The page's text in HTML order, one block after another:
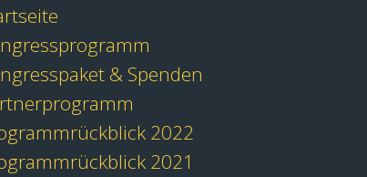
& Spenden
2022
2021